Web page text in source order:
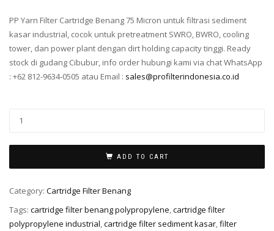
PP Yarn Filter Cartridge Benang 75 Micron untuk filtrasi sediment
kasar industrial, cocok untuk pretreatment SWRO, BWRO, cooling
tower, dan power plant dengan dirt holding capacity tinggi. Ready
stock di gudang Cibubur, info order hubungi kami via chat WhatsApp
: +62 812-9634-0505 atau Email : sales@profilterindonesia.co.id
ADD TO CART
Category: Cartridge Filter Benang
Tags: cartridge filter benang polypropylene,cartridge filter
polypropylene industrial,cartridge filter sediment kasar,filter